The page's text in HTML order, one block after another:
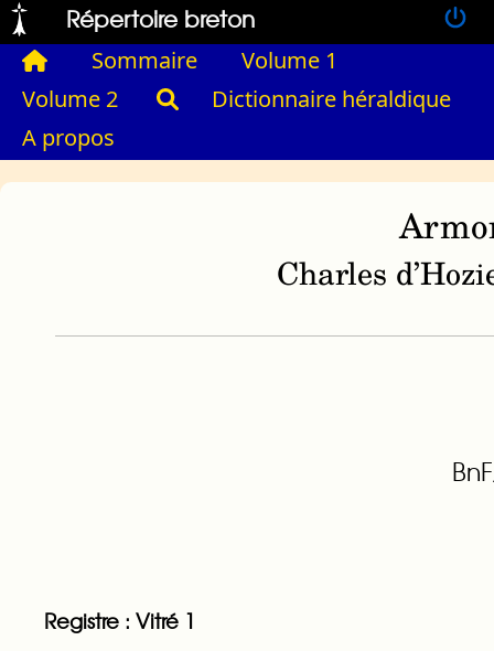
Répertoire breton
Sommaire
Volume 1
Volume 2
Dictionnaire héraldique
A propos
Charles
Registre : Vitré 1